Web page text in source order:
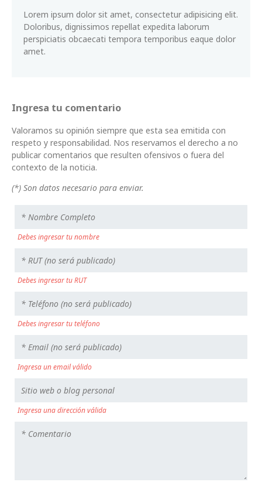
Lorem ipsum dolor sit amet, consectetur adipisicing elit.
Doloribus, dignissimos repellat expedita laborum
perspiciatis obcaecati tempora temporibus eaque dolor
amet.
Ingresa tu comentario
Valoramos su opinión siempre que esta sea emitida con
respeto y responsabilidad. Nos reservamos el derecho a no
publicar comentarios que resulten ofensivos o fuera del
contexto de la noticia.
(*) Son datos necesario para enviar.
Debes ingresar tu nombre
Debes ingresar tu RUT
Debes ingresar tu teléfono
Ingresa un email válido
Ingresa una dirección válida